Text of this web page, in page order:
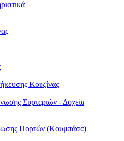
Κουζίνας
Συρταριών - Δοχεία
Πορτών (Κουμπάσα)